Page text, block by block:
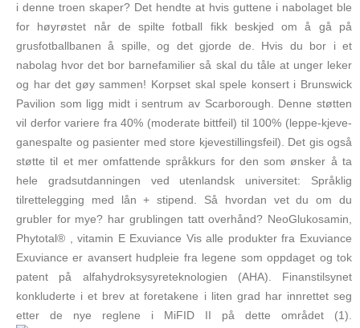
i denne troen skaper? Det hendte at hvis guttene i nabolaget ble
for høyrøstet når de spilte fotball fikk beskjed om å gå på
grusfotballbanen å spille, og det gjorde de. Hvis du bor i et
nabolag hvor det bor barnefamilier så skal du tåle at unger leker
og har det gøy sammen! Korpset skal spele konsert i Brunswick
Pavilion som ligg midt i sentrum av Scarborough. Denne støtten
vil derfor variere fra 40% (moderate bittfeil) til 100% (leppe-kjeve-
ganespalte og pasienter med store kjevestillingsfeil). Det gis også
støtte til et mer omfattende språkkurs for den som ønsker å ta
hele gradsutdanningen ved utenlandsk universitet: Språklig
tilrettelegging med lån + stipend. Så hvordan vet du om du
grubler for mye? har grublingen tatt overhånd? NeoGlukosamin,
Phytotal® , vitamin E Exuviance Vis alle produkter fra Exuviance
Exuviance er avansert hudpleie fra legene som oppdaget og tok
patent på alfahydroksysyreteknologien (AHA). Finanstilsynet
konkluderte i et brev at foretakene i liten grad har innrettet seg
etter de nye reglene i MiFID II på dette området (1).